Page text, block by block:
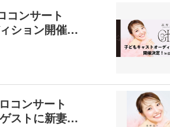
コンサート
ション開催…
コンサート
ストに新妻…